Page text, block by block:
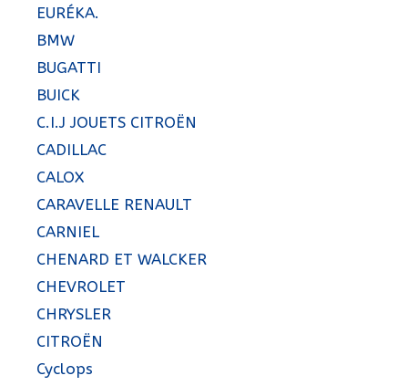
EURÉKA.
BMW
BUGATTI
BUICK
C.I.J JOUETS CITROËN
CADILLAC
CALOX
CARAVELLE RENAULT
CARNIEL
CHENARD ET WALCKER
CHEVROLET
CHRYSLER
CITROËN
Cyclops